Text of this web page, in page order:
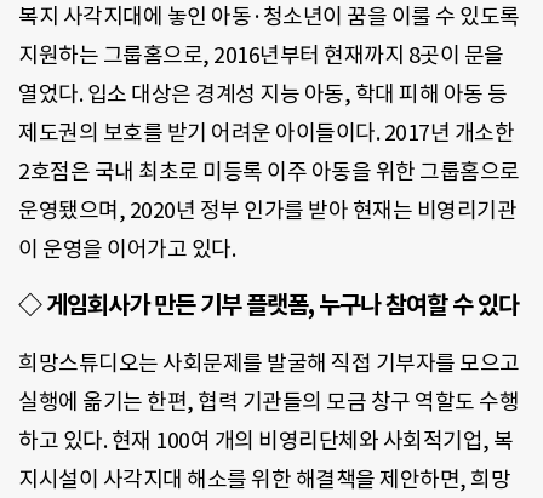
복지 사각지대에 놓인 아동·청소년이 꿈을 이룰 수 있도록
지원하는 그룹홈으로, 2016년부터 현재까지 8곳이 문을
열었다. 입소 대상은 경계성 지능 아동, 학대 피해 아동 등
제도권의 보호를 받기 어려운 아이들이다. 2017년 개소한
2호점은 국내 최초로 미등록 이주 아동을 위한 그룹홈으로
운영됐으며, 2020년 정부 인가를 받아 현재는 비영리기관
이 운영을 이어가고 있다.
◇ 게임회사가 만든 기부 플랫폼, 누구나 참여할 수 있다
희망스튜디오는 사회문제를 발굴해 직접 기부자를 모으고
실행에 옮기는 한편, 협력 기관들의 모금 창구 역할도 수행
하고 있다. 현재 100여 개의 비영리단체와 사회적기업, 복
지시설이 사각지대 해소를 위한 해결책을 제안하면, 희망